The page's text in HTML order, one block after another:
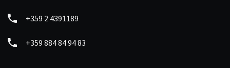
+359 2 4391189
+359 884 84 94 83